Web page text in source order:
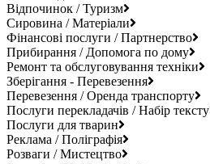
Відпочинок / Туризм
Сировина / Матеріали
Фінансові послуги / Партнерство
Прибирання / Допомога по дому
Ремонт та обслуговування техніки
Зберігання - Перевезення
Перевезення / Оренда транспорту
Послуги перекладачів / Набір тексту
Послуги для тварин
Реклама / Поліграфія
Розваги / Мистецтво